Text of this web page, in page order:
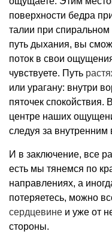
поверхности бедра
талии при
путь дыхания, вы
поток в свои
чувствуете. Путь
или урагану: внутри
пяточек
центре наших
следуя за
И в заключение, все
есть мы тянемся по
направлениях, а
потеряетесь, можно
сердцевине и уже от
стороны.